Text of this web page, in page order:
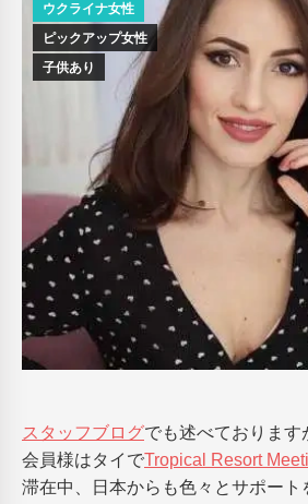
ウクライナ女性
ピックアップ女性
子供あり
スタッフブログでも述べております
会員様はタイでTropical Resort
滞在中、日本からも色々とサポート